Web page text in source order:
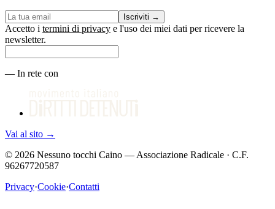
Iscriviti →
Accetto i termini di privacy e l'uso dei miei dati per ricevere la
newsletter.
— In rete con
Vai al sito →
© 2026 Nessuno tocchi Caino — Associazione Radicale · C.F.
96267720587
Privacy·Cookie·Contatti